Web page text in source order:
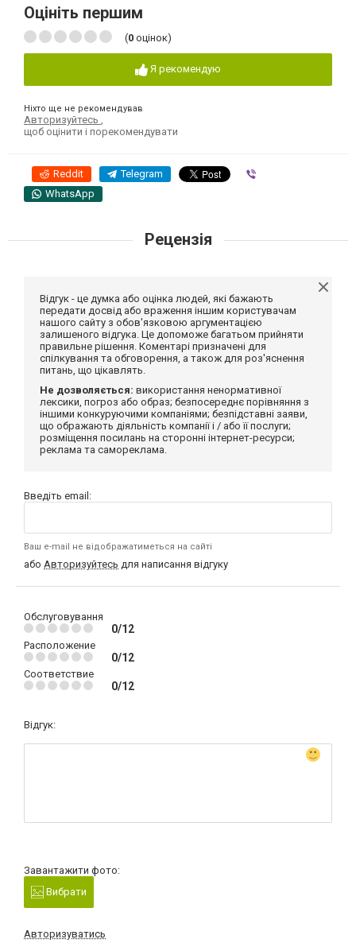
Оцініть першим
(0 оцінок)
Я рекомендую
Ніхто ще не рекомендував
Авторизуйтесь
щоб оцінити і порекомендувати
Reddit Telegram
WhatsApp
Рецензія
Відгук - це думка або оцінка людей, які бажають
передати досвід або враження іншим користувачам
нашого сайту з обов'язковою аргументацією
залишеного відгука. Це допоможе багатьом прийняти
правильне рішення. Коментарі призначені для
спілкування та обговорення, а також для роз'яснення
питань, що цікавлять.
Не дозволяється: використання ненормативної
лексики, погроз або образ; безпосереднє порівняння з
іншими конкуруючими компаніями; безпідставні заяви,
що ображають діяльність компанії і / або її послуги;
розміщення посилань на сторонні інтернет-ресурси;
реклама та самореклама.
Введіть email:
Ваш e-mail не відображатиметься на сайті
або Авторизуйтесь для написання відгуку
Обслуговування
0/12
Расположение
0/12
Соответствие
0/12
Відгук:
Завантажити фото:
Вибрати
Авторизуватись